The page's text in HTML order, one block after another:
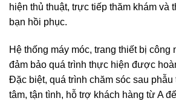
hiện thủ thuật, trực tiếp thăm khám và
bạn hồi phục.
Hệ thống máy móc, trang thiết bị công
đảm bảo quá trình thực hiện được
Đặc biệt, quá trình chăm sóc sau phẫu
tâm, tận tình, hỗ trợ khách hàng từ A